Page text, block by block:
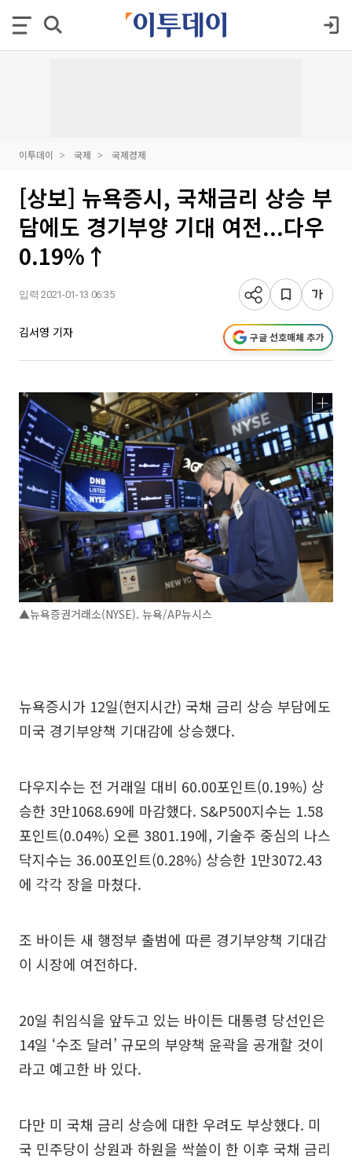
이투데이 국제 국제경제
[상보] 뉴욕증시, 국채금리 상승 부
담에도 경기부양 기대 여전...다우
0.19%↑
입력 2021-01-13 06:35
김서영 기자 구글 선호매체 추가
▲뉴욕증권거래소(NYSE). 뉴욕/AP뉴시스
뉴욕증시가 12일(현지시간) 국채 금리 상승 부담에도
미국 경기부양책 기대감에 상승했다.
다우지수는 전 거래일 대비 60.00포인트(0.19%) 상
승한 3만1068.69에 마감했다. S&P500지수는 1.58
포인트(0.04%) 오른 3801.19에, 기술주 중심의 나스
닥지수는 36.00포인트(0.28%) 상승한 1만3072.43
에 각각 장을 마쳤다.
조 바이든 새 행정부 출범에 따른 경기부양책 기대감
이 시장에 여전하다.
20일 취임식을 앞두고 있는 바이든 대통령 당선인은
14일 ‘수조 달러’ 규모의 부양책 윤곽을 공개할 것이
라고 예고한 바 있다.
다만 미 국채 금리 상승에 대한 우려도 부상했다. 미
국 민주당이 상원과 하원을 싹쓸이 한 이후 국채 금리